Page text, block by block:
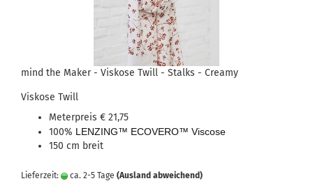
mind the Maker - Viskose Twill - Stalks - Creamy
Viskose Twill
Meterpreis € 21,75
100% LENZING™ ECOVERO™ Viscose
150 cm breit
Lieferzeit: ca. 2-5 Tage (Ausland abweichend)